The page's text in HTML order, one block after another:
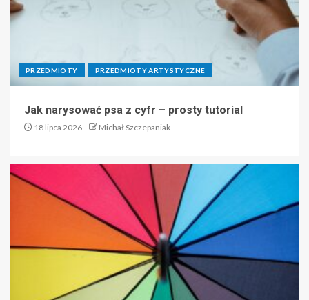
PRZEDMIOTY PRZEDMIOTY ARTYSTYCZNE
Jak narysować psa z cyfr – prosty tutorial
18 lipca 2026 Michał Szczepaniak